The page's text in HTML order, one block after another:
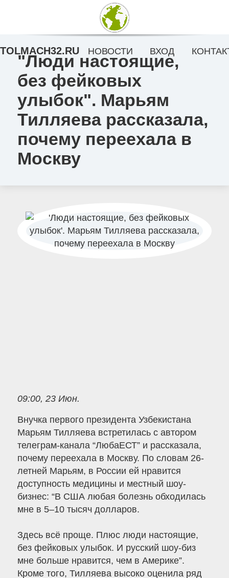
"Люди настоящие,
без фейковых
улыбок". Марьям
Тилляева рассказала,
почему переехала в
Москву
09:00, 23 Июн.
Внучка первого президента Узбекистана
Марьям Тилляева встретилась с автором
телеграм-канала “ЛюбаЕСТ” и рассказала,
почему переехала в Москву. По словам 26-
летней Марьям, в России ей нравится
доступность медицины и местный шоу-
бизнес: “В США любая болезнь обходилась
мне в 5–10 тысяч долларов.
Здесь всё проще. Плюс люди настоящие,
без фейковых улыбок. И русский шоу-биз
мне больше нравится, чем в Америке”.
Кроме того, Тилляева высоко оценила ряд
TOLMACH32.RU НОВОСТИ ВХОД